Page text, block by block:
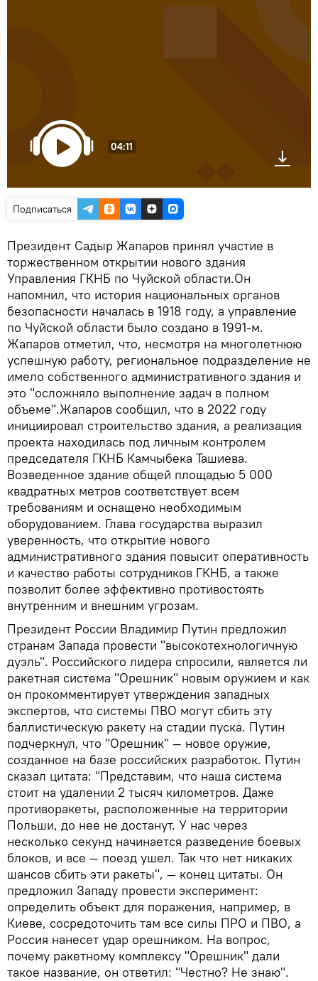
04:11
Подписаться
Президент Садыр Жапаров принял участие в
торжественном открытии нового здания
Управления ГКНБ по Чуйской области.Он
напомнил, что история национальных органов
безопасности началась в 1918 году, а управление
по Чуйской области было создано в 1991-м.
Жапаров отметил, что, несмотря на многолетнюю
успешную работу, региональное подразделение не
имело собственного административного здания и
это "осложняло выполнение задач в полном
объеме".Жапаров сообщил, что в 2022 году
инициировал строительство здания, а реализация
проекта находилась под личным контролем
председателя ГКНБ Камчыбека Ташиева.
Возведенное здание общей площадью 5 000
квадратных метров соответствует всем
требованиям и оснащено необходимым
оборудованием. Глава государства выразил
уверенность, что открытие нового
административного здания повысит оперативность
и качество работы сотрудников ГКНБ, а также
позволит более эффективно противостоять
внутренним и внешним угрозам.
Президент России Владимир Путин предложил
странам Запада провести "высокотехнологичную
дуэль". Российского лидера спросили, является ли
ракетная система "Орешник" новым оружием и как
он прокомментирует утверждения западных
экспертов, что системы ПВО могут сбить эту
баллистическую ракету на стадии пуска. Путин
подчеркнул, что "Орешник" — новое оружие,
созданное на базе российских разработок. Путин
сказал цитата: "Представим, что наша система
стоит на удалении 2 тысяч километров. Даже
противоракеты, расположенные на территории
Польши, до нее не достанут. У нас через
несколько секунд начинается разведение боевых
блоков, и все — поезд ушел. Так что нет никаких
шансов сбить эти ракеты", — конец цитаты. Он
предложил Западу провести эксперимент:
определить объект для поражения, например, в
Киеве, сосредоточить там все силы ПРО и ПВО, а
Россия нанесет удар орешником. На вопрос,
почему ракетному комплексу "Орешник" дали
такое название, он ответил: "Честно? Не знаю".